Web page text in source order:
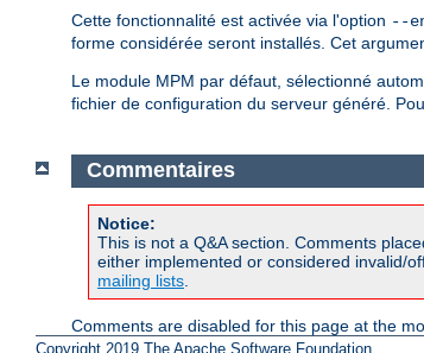
Cette fonctionnalité est activée via l'option --
forme considérée seront installés. Cet
Le module MPM par défaut, sélectionné
fichier de configuration du serveur généré.
Commentaires
Notice:
This is not a Q&A section. Comments
either implemented or considered invalid/
mailing lists
Comments are disabled for this page at the
Copyright 2019 The Apache Software Foundation.